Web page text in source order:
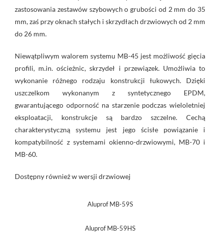
zastosowania zestawów szybowych o grubości od 2 mm do 35
mm, zaś przy oknach stałych i skrzydłach drzwiowych od 2 mm
do 26 mm.
Niewątpliwym walorem systemu MB-45 jest możliwość gięcia
profili, m.in. ościeżnic, skrzydeł i przewiązek. Umożliwia to
wykonanie różnego rodzaju konstrukcji łukowych. Dzięki
uszczelkom wykonanym z syntetycznego EPDM,
gwarantującego odporność na starzenie podczas wieloletniej
eksploatacji, konstrukcje są bardzo szczelne. Cechą
charakterystyczną systemu jest jego ścisłe powiązanie i
kompatybilność z systemami okienno-drzwiowymi, MB-70 i
MB-60.
Dostępny również w wersji drzwiowej
Aluprof MB-59S
Aluprof MB-59HS